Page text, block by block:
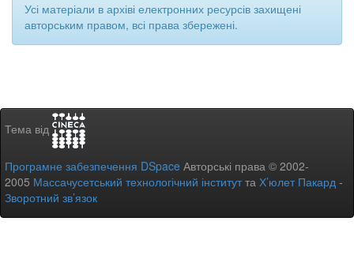
Усі матеріали в архіві електронних ресурсів захищені
авторським правом, всі права збережені.
Тема від
Програмне забезпечення DSpace Авторські права © 2002-
2005 Массачусетський технологічний інститутта Х’юлет Пакард -
Зворотний зв’язок